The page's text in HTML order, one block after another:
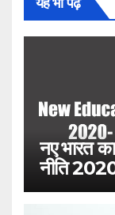
नए भारत का
नीति